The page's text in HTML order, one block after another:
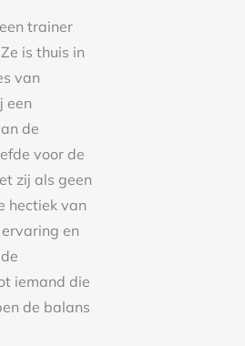
trainer
is thuis in
van
een
de
voor de
zij als geen
hectiek van
en
iemand die
de balans